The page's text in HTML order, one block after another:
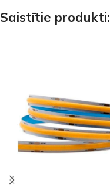
Saistītie produkti: